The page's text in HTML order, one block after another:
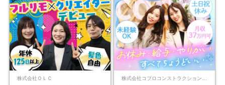
株式会社ＯＬＣ